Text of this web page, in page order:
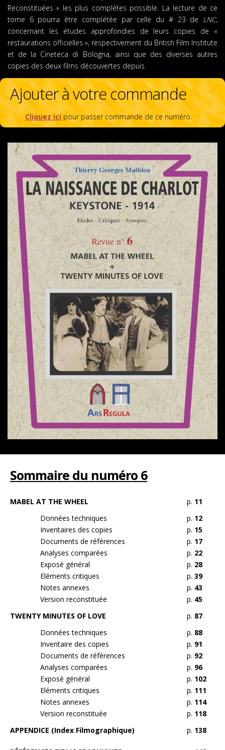
Reconstituées » les plus complètes possible. La lecture de ce
tome 6 pourra être complétée par celle du # 23 de LNC,
concernant les études approfondies de leurs copies de «
restaurations officielles », respectivement du British Film Institute
et de la Cineteca di Bologna, ainsi que des diverses autres
copies des deux films découvertes depuis.
Ajouter à votre commande
Cliquez icipour passer commande de ce numéro.
Sommaire du numéro 6
MABEL AT THE WHEEL p. 11
Données techniques
p. 12
Inventaires des copies
p. 15
Documents de références
p. 17
Analyses comparées
p. 22
Exposé général
p. 28
Eléments critiques
p. 39
Notes annexes
p. 43
Version reconstituée
p. 45
TWENTY MINUTES OF LOVE
p. 87
Données techniques
p. 88
Inventaire des copies
p. 91
Documents de références
p. 92
Analyses comparées
p. 96
Exposé général
p. 102
Eléments critiques
p. 111
Notes annexes
p. 114
Version reconstituée
p. 118
APPENDICE (Index Filmographique)
p. 138